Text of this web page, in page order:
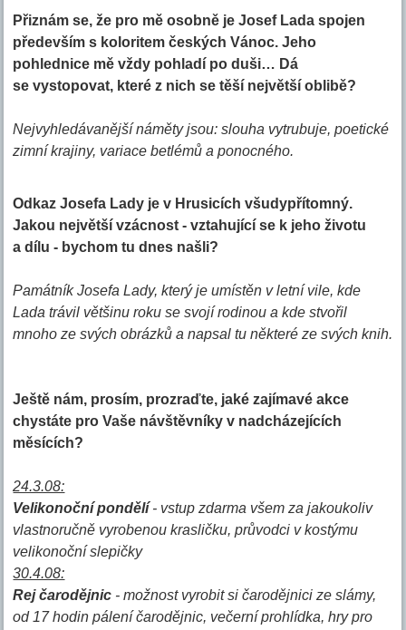
Přiznám se, že pro mě osobně je Josef Lada spojen
především s koloritem českých Vánoc. Jeho
pohlednice mě vždy pohladí po duši… Dá
se vystopovat, které z nich se těší největší oblibě?
Nejvyhledávanější náměty jsou: slouha vytrubuje, poetické
zimní krajiny, variace betlémů a ponocného.
Odkaz Josefa Lady je v Hrusicích všudypřítomný.
Jakou největší vzácnost - vztahující se k jeho životu
a dílu - bychom tu dnes našli?
Památník Josefa Lady, který je umístěn v letní vile, kde
Lada trávil většinu roku se svojí rodinou a kde stvořil
mnoho ze svých obrázků a napsal tu některé ze svých knih.
Ještě nám, prosím, prozraďte, jaké zajímavé akce
chystáte pro Vaše návštěvníky v nadcházejících
měsících?
24.3.08:
Velikonoční pondělí- vstup zdarma všem za jakoukoliv
vlastnoručně vyrobenou krasličku, průvodci v kostýmu
velikonoční slepičky
30.4.08:
Rej čarodějnic - možnost vyrobit si čarodějnici ze slámy,
od 17 hodin pálení čarodějnic, večerní prohlídka, hry pro